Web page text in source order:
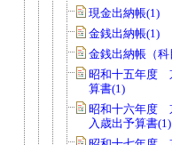
現金出納帳(1)
金銭出納帳(1)
金銭出納帳（科
昭和十五年度
算書(1)
昭和十六年度
入歳出予算書(1)